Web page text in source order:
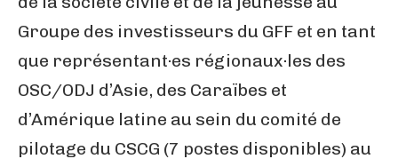
Groupe des investisseurs du GFF et en tant
que représentant·es régionaux·les des
OSC/ODJ d’Asie, des Caraïbes et
d’Amérique latine au sein du comité de
pilotage du CSCG (7 postes disponibles) au